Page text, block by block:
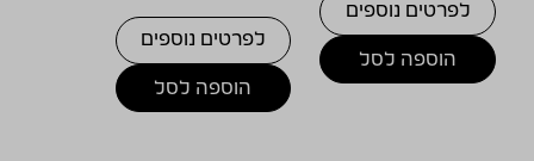
לפרטים נוספים
הוספה לסל
לפרטים נוספים
הוספה לסל